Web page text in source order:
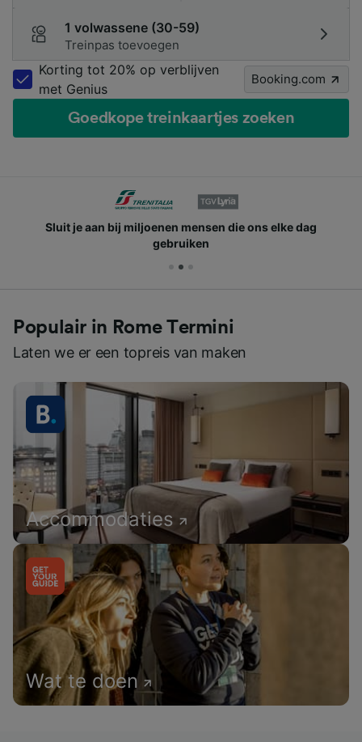
1 volwassene (30-59)
Treinpas toevoegen
Korting tot 20% op verblijven
met Genius
Booking.com
Goedkope treinkaartjes zoeken
Sluit je aan bij miljoenen mensen die ons elke dag
gebruiken
Populair in Rome Termini
Laten we er een topreis van maken
Accommodaties
Wat te doen